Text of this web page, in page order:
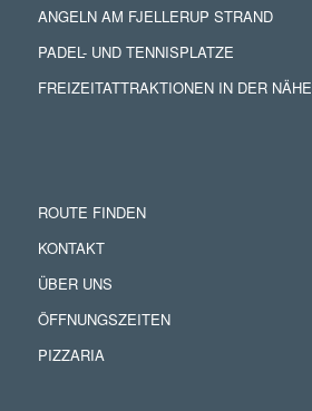
ANGELN AM FJELLERUP STRAND
PADEL- UND TENNISPLATZE
FREIZEITATTRAKTIONEN IN DER NÄHE
ROUTE FINDEN
KONTAKT
ÜBER UNS
ÖFFNUNGSZEITEN
PIZZARIA